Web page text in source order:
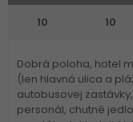
10 10
Dobrá poloha, hotel
(len hlavná ulica a
autobusovej
personál, chutné